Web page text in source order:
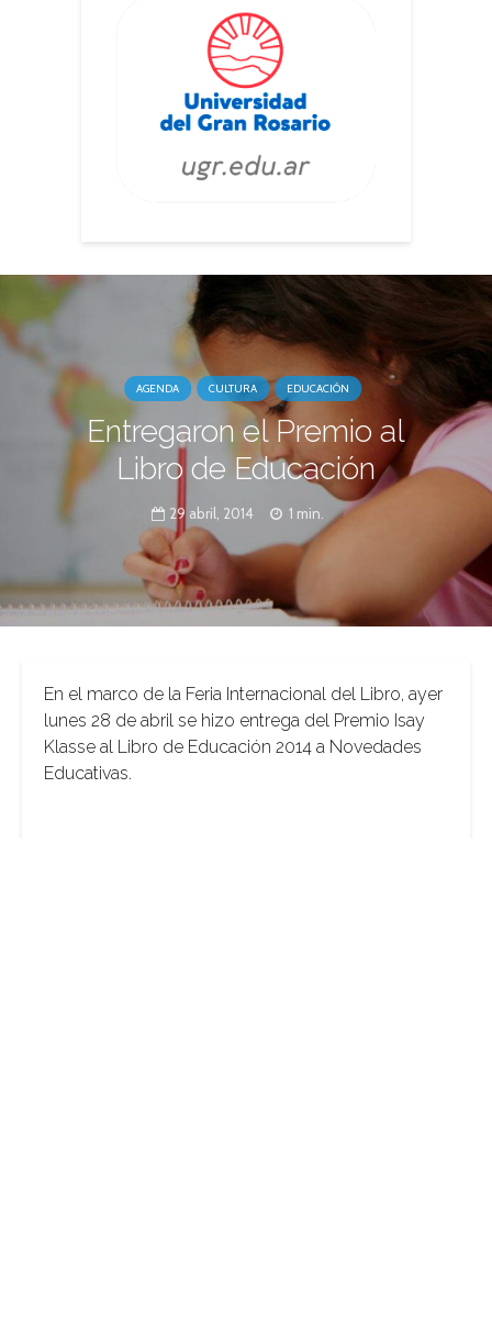
AGENDA CULTURA EDUCACIÓN
Entregaron el Premio al
Libro de Educación
29 abril, 2014 1 min.
En el marco de la Feria Internacional del Libro, ayer
lunes 28 de abril se hizo entrega del Premio Isay
Klasse al Libro de Educación 2014 a Novedades
Educativas.